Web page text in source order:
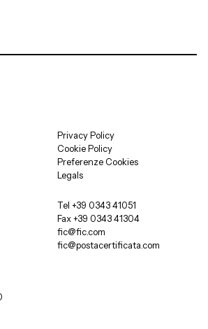
Privacy Policy
Cookie Policy
Preferenze Cookies
Legals
Tel +39 0343 41051
Fax +39 0343 41304
fic@fic.com
fic@postacertificata.com